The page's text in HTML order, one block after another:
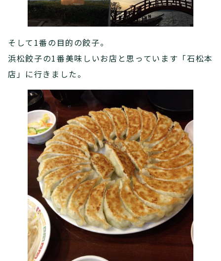
そして1番の目的の餃子。
浜松餃子の1番美味しいお店と思っています「石松本
店」に行きました。